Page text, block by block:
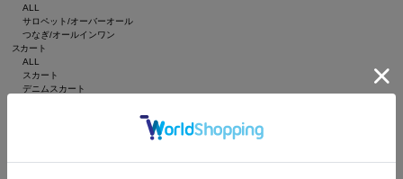
ALL
サロペット/オーバーオール
つなぎ/オールインワン
スカート
ALL
スカート
デニムスカート